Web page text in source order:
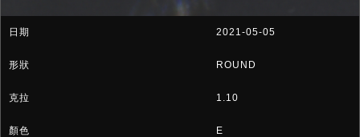
2021-05-05
ROUND
1.10
E